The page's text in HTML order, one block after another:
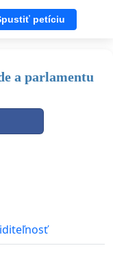
petíciu
a parlamentu